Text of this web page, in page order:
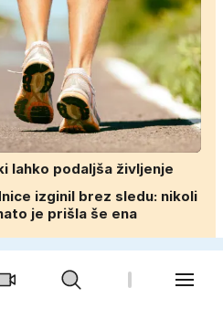
lahko podaljša življenje
izginil brez sledu: nikoli
je prišla še ena
nimajo več rezervne